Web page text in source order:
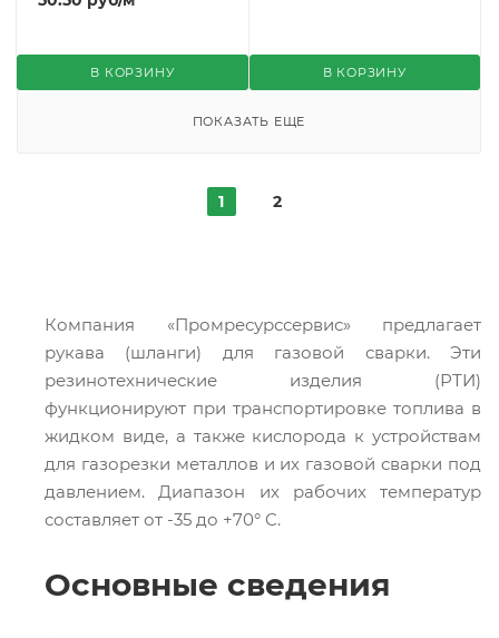
В КОРЗИНУ В КОРЗИНУ
ПОКАЗАТЬ ЕЩЕ
1 2
Компания «Промресурссервис» предлагает
рукава (шланги) для газовой сварки. Эти
резинотехнические изделия (РТИ)
функционируют при транспортировке топлива в
жидком виде, а также кислорода к устройствам
для газорезки металлов и их газовой сварки под
давлением. Диапазон их рабочих температур
составляет от -35 до +70° C.
Основные сведения